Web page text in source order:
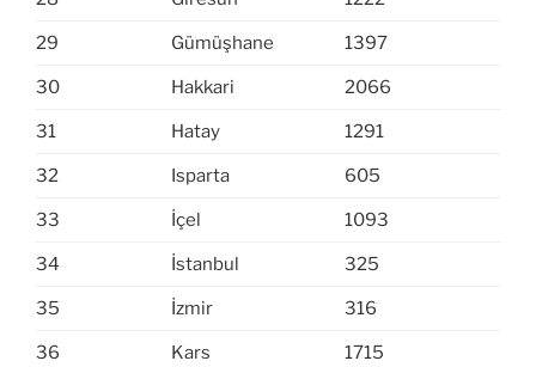
29 Gümüşhane 1397
30 Hakkari 2066
31 Hatay 1291
32 Isparta 605
33 İçel 1093
34 İstanbul 325
35 İzmir 316
36 Kars 1715